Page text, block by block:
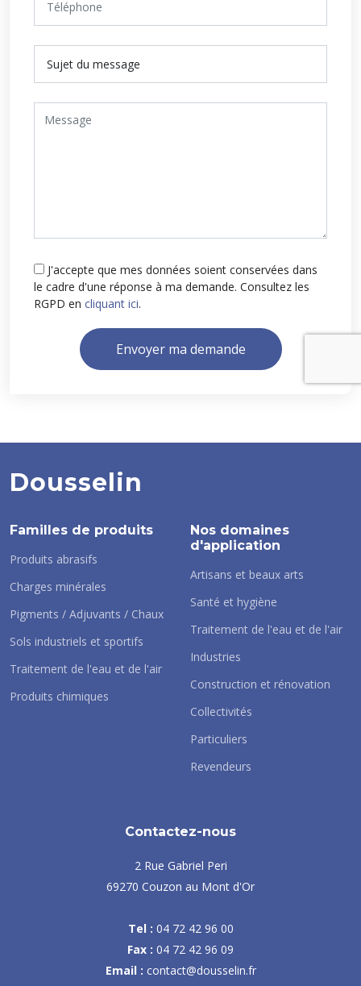
J'accepte que mes données soient conservées dans
le cadre d'une réponse à ma demande. Consultez les
RGPD en cliquant ici.
Envoyer ma demande
Dousselin
Familles de produits
Produits abrasifs
Charges minérales
Pigments / Adjuvants / Chaux
Sols industriels et sportifs
Traitement de l'eau et de l'air
Produits chimiques
Nos domaines
d'application
Artisans et beaux arts
Santé et hygiène
Traitement de l'eau et de l'air
Industries
Construction et rénovation
Collectivités
Particuliers
Revendeurs
Contactez-nous
2 Rue Gabriel Peri
69270 Couzon au Mont d'Or
Tel : 04 72 42 96 00
Fax : 04 72 42 96 09
Email : contact@dousselin.fr